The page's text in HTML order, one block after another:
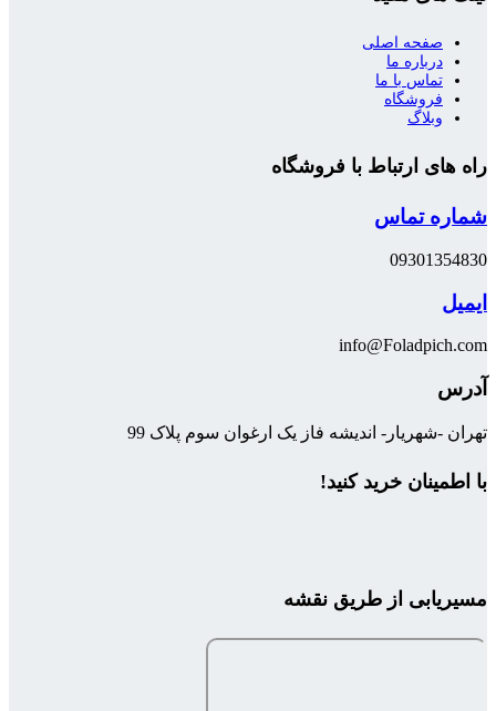
صفحه اصلی
درباره ما
تماس با ما
فروشگاه
وبلاگ
راه های ارتباط با فروشگاه
شماره تماس
09301354830
ایمیل
info@Foladpich.com
آدرس
تهران -شهریار- اندیشه فاز یک ارغوان سوم پلاک 99
با اطمینان خرید کنید!
مسیریابی از طریق نقشه